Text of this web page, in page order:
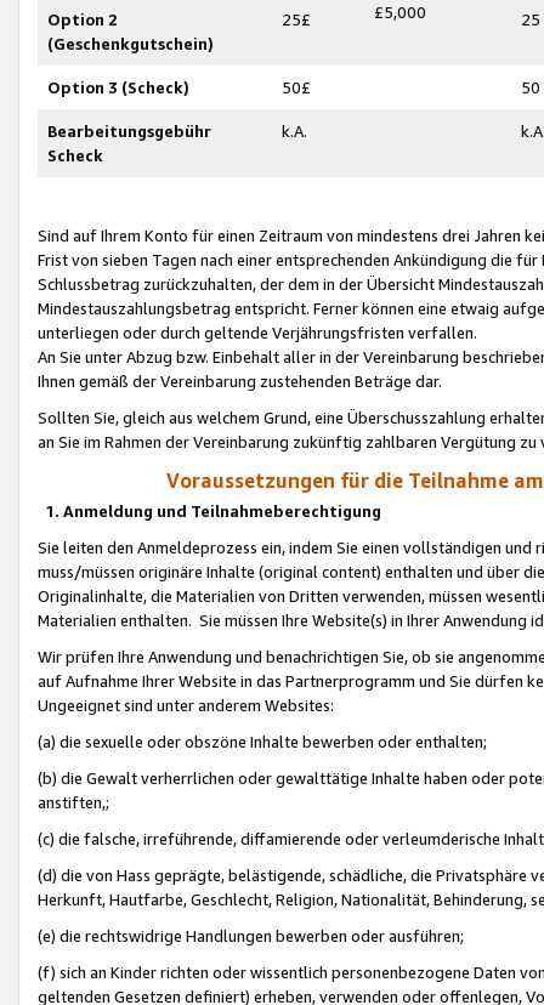
Option 2
(Geschenkgutschein)
25£ £5,000 25
Option 3 (Scheck) 50£ 50
Bearbeitungsgebühr
Scheck
k.A.
Sind auf Ihrem Konto für einen Zeitraum von mindestens drei Jahren
Frist von sieben Tagen nach einer entsprechenden Ankündigung die
Schlussbetrag zurückzuhalten, der dem in der Übersicht
Mindestauszahlungsbetrag entspricht. Ferner können eine etwaig
unterliegen oder durch geltende Verjährungsfristen verfallen.
An Sie unter Abzug bzw. Einbehalt aller in der Vereinbarung
Ihnen gemäß der Vereinbarung zustehenden Beträge dar.
Sollten Sie, gleich aus welchem Grund, eine Überschusszahlung
an Sie im Rahmen der Vereinbarung zukünftig zahlbaren Vergütung zu
Voraussetzungen für die Teilnahme
1. Anmeldung und Teilnahmeberechtigung
Sie leiten den Anmeldeprozess ein, indem Sie einen vollständigen
muss/müssen originäre Inhalte (original content) enthalten und über
Originalinhalte, die Materialien von Dritten verwenden, müssen
Materialien enthalten. Sie müssen Ihre Website(s) in Ihrer Anwendung
Wir prüfen Ihre Anwendung und benachrichtigen Sie, ob sie
auf Aufnahme Ihrer Website in das Partnerprogramm und Sie dürfen
Ungeeignet sind unter anderem Websites:
(a) die sexuelle oder obszöne Inhalte bewerben oder enthalten;
(b) die Gewalt verherrlichen oder gewalttätige Inhalte haben oder
anstiften,;
(c) die falsche, irreführende, diffamierende oder verleumderische
(d) die von Hass geprägte, belästigende, schädliche, die Privatsphäre
Herkunft, Hautfarbe, Geschlecht, Religion, Nationalität, Behinderung,
(e) die rechtswidrige Handlungen bewerben oder ausführen;
(f) sich an Kinder richten oder wissentlich personenbezogene Daten
geltenden Gesetzen definiert) erheben, verwenden oder offenlegen,